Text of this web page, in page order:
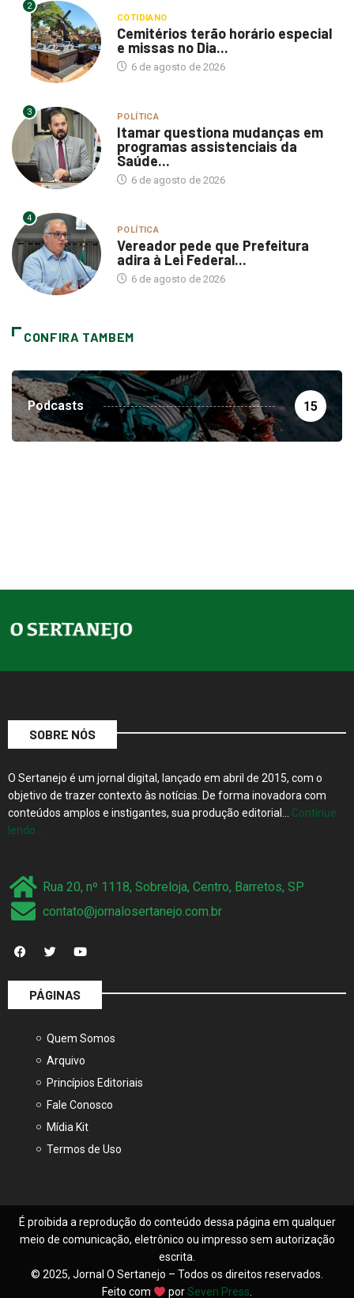
2
COTIDIANO
Cemitérios terão horário especial
e missas no Dia...
6 de agosto de 2026
3 POLÍTICA
Itamar questiona mudanças em
programas assistenciais da
Saúde...
6 de agosto de 2026
4
POLÍTICA
Vereador pede que Prefeitura
adira à Lei Federal...
6 de agosto de 2026
CONFIRA TAMBEM
Podcasts 15
SOBRE NÓS
O Sertanejo é um jornal digital, lançado em abril de 2015, com o
objetivo de trazer contexto às notícias. De forma inovadora com
conteúdos amplos e instigantes, sua produção editorial… Continue
lendo…
Rua 20, nº 1118, Sobreloja, Centro, Barretos, SP
contato@jornalosertanejo.com.br
PÁGINAS
Quem Somos
Arquivo
Princípios Editoriais
Fale Conosco
Mídia Kit
Termos de Uso
É proibida a reprodução do conteúdo dessa página em qualquer
meio de comunicação, eletrônico ou impresso sem autorização
escrita.
© 2025, Jornal O Sertanejo – Todos os direitos reservados.
Feito com
porSeven Press.